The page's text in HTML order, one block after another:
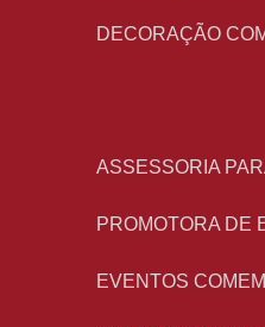
DECORAÇÃO
ASSESSORIA
PROMOTORA DE
EVENTOS